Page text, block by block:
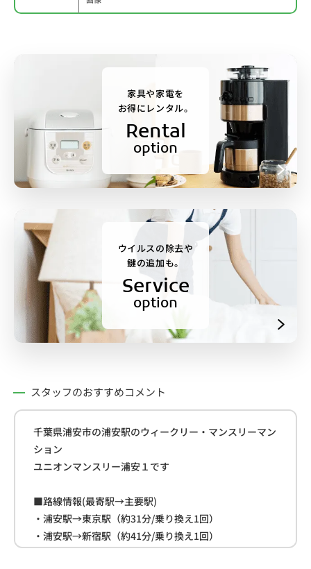
家具や家電を
お得にレンタル。
Rental
option
ウイルスの除去や
鍵の追加も。
Service
option
スタッフのおすすめコメント
千葉県浦安市の浦安駅のウィークリー・マンスリーマン
ション
ユニオンマンスリー浦安１です
■路線情報(最寄駅→主要駅)
・浦安駅→東京駅（約31分/乗り換え1回）
・浦安駅→新宿駅（約41分/乗り換え1回）
・浦安駅→池袋駅（約45分/乗り換え1回）